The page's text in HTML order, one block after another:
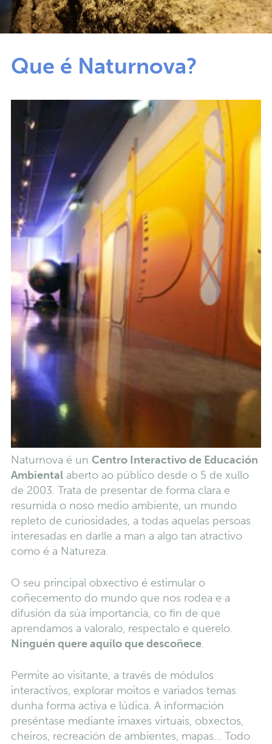
Que é Naturnova?
Naturnova é un Centro Interactivo de Educación
Ambientalaberto ao público desde o 5 de xullo
de 2003. Trata de presentar de forma clara e
resumida o noso medio ambiente, un mundo
repleto de curiosidades, a todas aquelas persoas
interesadas en darlle a man a algo tan atractivo
como é a Natureza.
O seu principal obxectivo é estimular o
coñecemento do mundo que nos rodea e a
difusión da súa importancia, co fin de que
aprendamos a valoralo, respectalo e querelo.
Ninguén quere aquilo que descoñece.
Permite ao visitante, a través de módulos
interactivos, explorar moitos e variados temas
dunha forma activa e lúdica. A información
preséntase mediante imaxes virtuais, obxectos,
cheiros, recreación de ambientes, mapas… Todo